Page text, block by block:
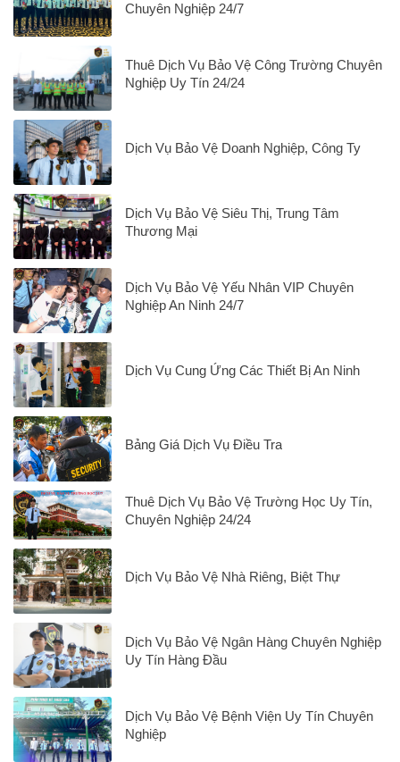
Chuyên Nghiệp 24/7
Thuê Dịch Vụ Bảo Vệ Công Trường Chuyên
Nghiệp Uy Tín 24/24
Dịch Vụ Bảo Vệ Doanh Nghiệp, Công Ty
Dịch Vụ Bảo Vệ Siêu Thị, Trung Tâm
Thương Mại
Dịch Vụ Bảo Vệ Yếu Nhân VIP Chuyên
Nghiệp An Ninh 24/7
Dịch Vụ Cung Ứng Các Thiết Bị An Ninh
Bảng Giá Dịch Vụ Điều Tra
Thuê Dịch Vụ Bảo Vệ Trường Học Uy Tín,
Chuyên Nghiệp 24/24
Dịch Vụ Bảo Vệ Nhà Riêng, Biệt Thự
Dịch Vụ Bảo Vệ Ngân Hàng Chuyên Nghiệp
Uy Tín Hàng Đầu
Dịch Vụ Bảo Vệ Bệnh Viện Uy Tín Chuyên
Nghiệp